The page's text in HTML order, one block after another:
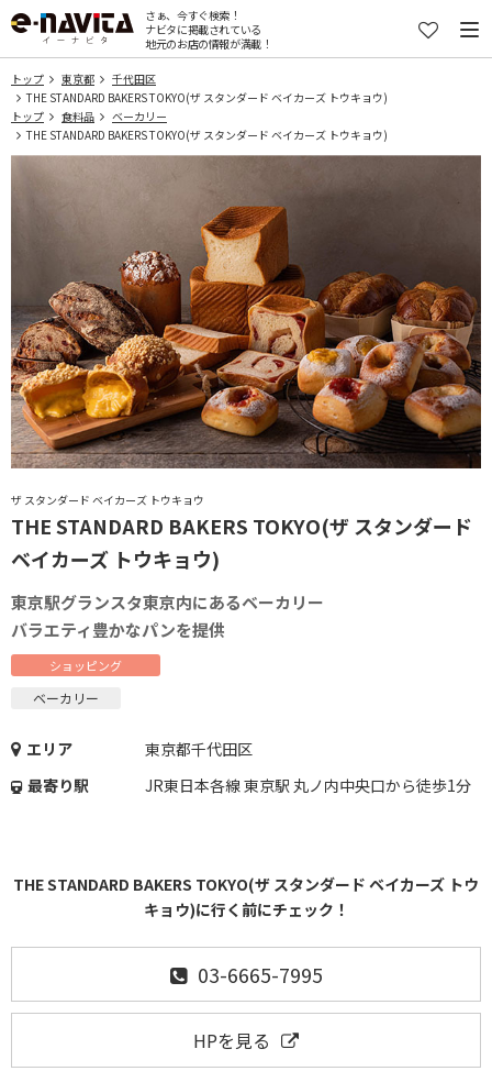
さぁ、今すぐ検索！
ナビタに掲載されている
地元のお店の情報が満載！
トップ 東京都
千代田区
THE STANDARD BAKERS TOKYO(ザ スタンダード ベイカーズ トウキョウ)
トップ
食料品
ベーカリー
THE STANDARD BAKERS TOKYO(ザ スタンダード ベイカーズ トウキョウ)
ザ スタンダード ベイカーズ トウキョウ
THE STANDARD BAKERS TOKYO(ザ スタンダード
ベイカーズ トウキョウ)
東京駅グランスタ東京内にあるベーカリー
バラエティ豊かなパンを提供
ショッピング
ベーカリー
エリア
東京都千代田区
最寄り駅
JR東日本各線 東京駅 丸ノ内中央口から徒歩1分
THE STANDARD BAKERS TOKYO(ザ スタンダード ベイカーズ トウ
キョウ)に行く前にチェック！
03-6665-7995
HPを見る